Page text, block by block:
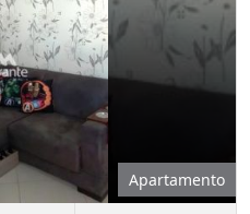
Apartamento